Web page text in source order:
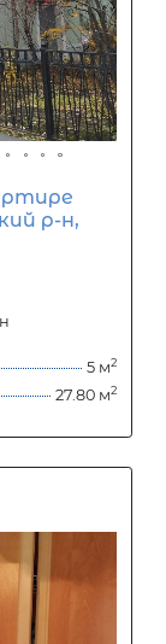
кредитной
банками-
предоставления
менеджерам нашей
+7(812) 200-4000 )